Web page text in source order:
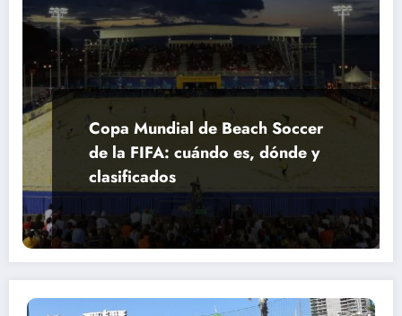
Copa Mundial de Beach Soccer
de la FIFA: cuándo es, dónde y
clasificados